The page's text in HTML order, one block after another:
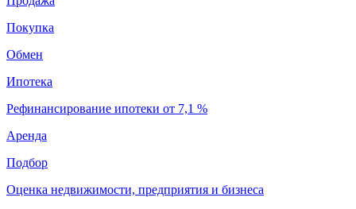
Покупка
Обмен
Ипотека
Рефинансирование ипотеки от 7,1 %
Аренда
Подбор
Оценка недвижимости, предприятия и бизнеса